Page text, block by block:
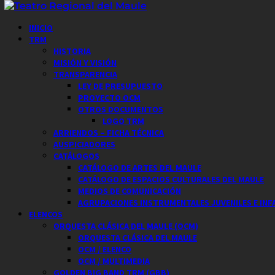
Saltar
contenido
Menú
principal
INICIO
TRM
HISTORIA
MISIÓN Y VISIÓN
TRANSPARENCIA
LEY DE PRESUPUESTO
PROYECTO OCM
OTROS DOCUMENTOS
LOGO TRM
ARRIENDOS – FICHA TÉCNICA
AUSPICIADORES
CATÁLOGOS
CATÁLOGO DE ARTES DEL MAULE
CATÁLOGO DE ESPACIOS CULTURALES DEL MAULE
MEDIOS DE COMUNICACIÓN
AGRUPACIONES INSTRUMENTALES JUVENILES E
ELENCOS
ORQUESTA CLÁSICA DEL MAULE (OCM)
ORQUESTA CLÁSICA DEL MAULE
OCM / ELENCO
OCM / MULTIMEDIA
GOLDEN BIG BAND TRM (GBB)